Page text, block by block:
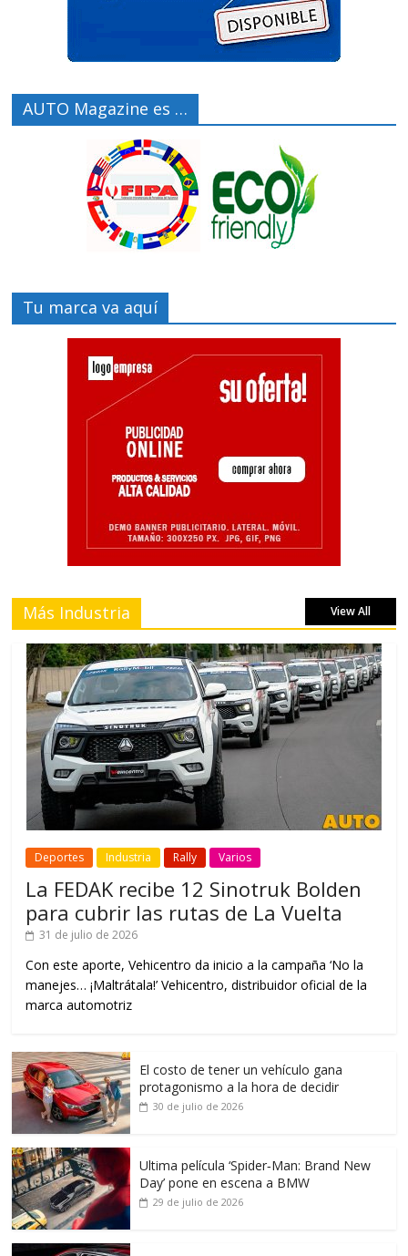
AUTO Magazine es …
Tu marca va aquí
Más Industria View All
Deportes Industria Rally Varios
La FEDAK recibe 12 Sinotruk Bolden
para cubrir las rutas de La Vuelta
31 de julio de 2026
Con este aporte, Vehicentro da inicio a la campaña ‘No la
manejes… ¡Maltrátala!’ Vehicentro, distribuidor oficial de la
marca automotriz
El costo de tener un vehículo gana
protagonismo a la hora de decidir
30 de julio de 2026
Ultima película ‘Spider‑Man: Brand New
Day’ pone en escena a BMW
29 de julio de 2026